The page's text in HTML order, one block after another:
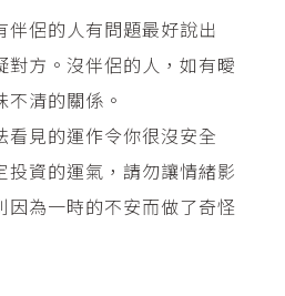
伴侶的人有問題最好說出
對方。沒伴侶的人，如有曖
清的關係。
看見的運作令你很沒安全
投資的運氣，請勿讓情緒影
因為一時的不安而做了奇怪